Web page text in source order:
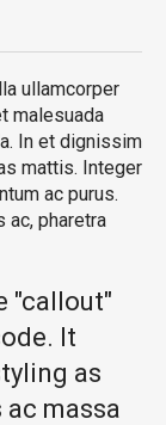
ullamcorper
malesuada
In et dignissim
mattis. Integer
ac purus.
ac, pharetra
"callout"
It
as
massa